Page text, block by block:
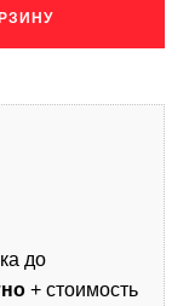
до
+ стоимость